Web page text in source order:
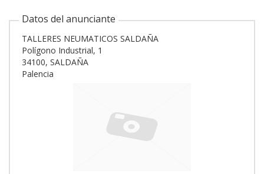
Datos del anunciante
TALLERES NEUMATICOS SALDAÑA
Polígono Industrial, 1
34100, SALDAÑA
Palencia